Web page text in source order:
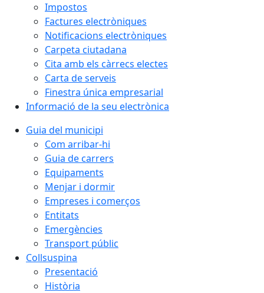
Impostos
Factures electròniques
Notificacions electròniques
Carpeta ciutadana
Cita amb els càrrecs electes
Carta de serveis
Finestra única empresarial
Informació de la seu electrònica
Guia del municipi
Com arribar-hi
Guia de carrers
Equipaments
Menjar i dormir
Empreses i comerços
Entitats
Emergències
Transport públic
Collsuspina
Presentació
Història